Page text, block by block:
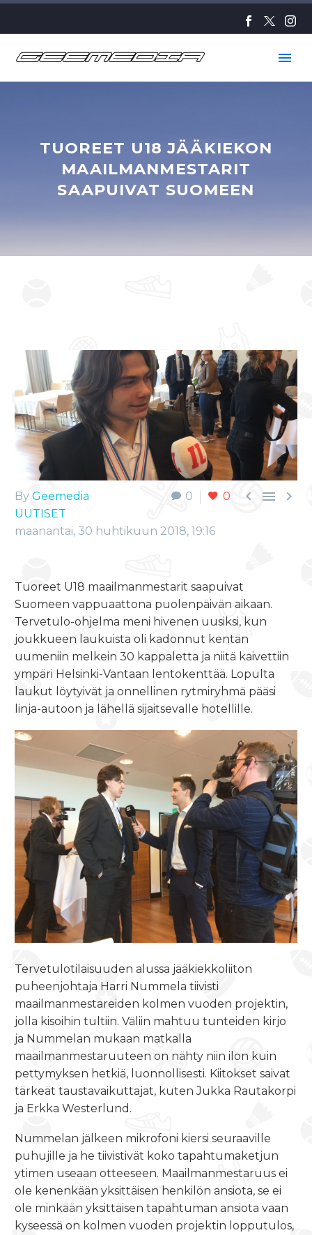
TUOREET U18 JÄÄKIEKON
MAAILMANMESTARIT
SAAPUIVAT SUOMEEN
0 0   
By Geemedia
UUTISET
maanantai, 30 huhtikuun 2018, 19:16
Tuoreet U18 maailmanmestarit saapuivat
Suomeen vappuaattona puolenpäivän aikaan.
Tervetulo-ohjelma meni hivenen uusiksi, kun
joukkueen laukuista oli kadonnut kentän
uumeniin melkein 30 kappaletta ja niitä kaivettiin
ympäri Helsinki-Vantaan lentokenttää. Lopulta
laukut löytyivät ja onnellinen rytmiryhmä pääsi
linja-autoon ja lähellä sijaitsevalle hotellille.
Tervetulotilaisuuden alussa jääkiekkoliiton
puheenjohtaja Harri Nummela tiivisti
maailmanmestareiden kolmen vuoden projektin,
jolla kisoihin tultiin. Väliin mahtuu tunteiden kirjo
ja Nummelan mukaan matkalla
maailmanmestaruuteen on nähty niin ilon kuin
pettymyksen hetkiä, luonnollisesti. Kiitokset saivat
tärkeät taustavaikuttajat, kuten Jukka Rautakorpi
ja Erkka Westerlund.
Nummelan jälkeen mikrofoni kiersi seuraaville
puhujille ja he tiivistivät koko tapahtumaketjun
ytimen useaan otteeseen. Maailmanmestaruus ei
ole kenenkään yksittäisen henkilön ansiota, se ei
ole minkään yksittäisen tapahtuman ansiota vaan
kyseessä on kolmen vuoden projektin lopputulos,